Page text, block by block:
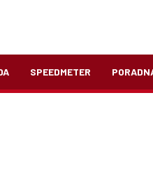
SPEEDMETER